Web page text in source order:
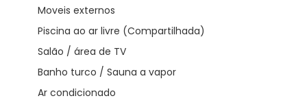
Moveis externos
Piscina ao ar livre (Compartilhada)
Salão / área de TV
Banho turco / Sauna a vapor
Ar condicionado